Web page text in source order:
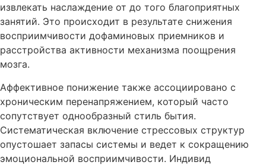
извлекать наслаждение от до того благоприятных
занятий. Это происходит в результате снижения
восприимчивости дофаминовых приемников и
расстройства активности механизма поощрения
мозга.
Аффективное понижение также ассоциировано с
хроническим перенапряжением, который часто
сопутствует однообразный стиль бытия.
Систематическая включение стрессовых структур
опустошает запасы системы и ведет к сокращению
эмоциональной восприимчивости. Индивид